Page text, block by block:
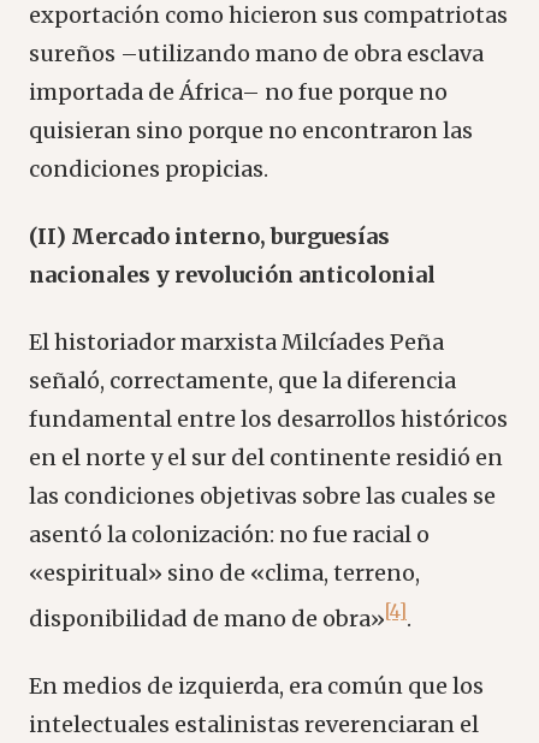
exportación como hicieron sus compatriotas
sureños –utilizando mano de obra esclava
importada de África– no fue porque no
quisieran sino porque no encontraron las
condiciones propicias.
(II) Mercado interno, burguesías
nacionales y revolución anticolonial
El historiador marxista Milcíades Peña
señaló, correctamente, que la diferencia
fundamental entre los desarrollos históricos
en el norte y el sur del continente residió en
las condiciones objetivas sobre las cuales se
asentó la colonización: no fue racial o
«espiritual» sino de «clima, terreno,
disponibilidad de mano de obra» [4] .
En medios de izquierda, era común que los
intelectuales estalinistas reverenciaran el